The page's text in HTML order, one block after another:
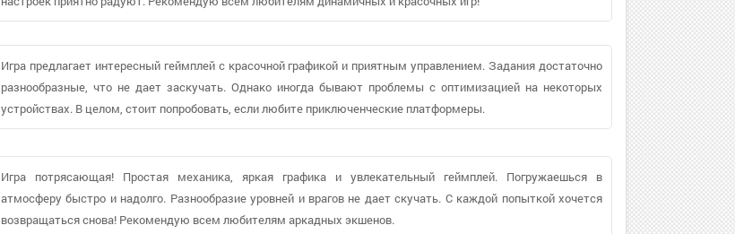
Игра предлагает интересный геймплей с красочной графикой и приятным управлением. Задания достаточно
разнообразные, что не дает заскучать. Однако иногда бывают проблемы с оптимизацией на некоторых
устройствах. В целом, стоит попробовать, если любите приключенческие платформеры.
Игра потрясающая! Простая механика, яркая графика и увлекательный геймплей. Погружаешься в
атмосферу быстро и надолго. Разнообразие уровней и врагов не дает скучать. С каждой попыткой хочется
возвращаться снова! Рекомендую всем любителям аркадных экшенов.